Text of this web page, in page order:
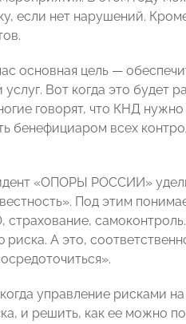
если нет нарушений.
основная цель —
Вот когда это будет
говорят, что КНД
бенефициаром всех
«ОПОРЫ РОССИИ»
Под этим
А это,
управление рисками
и решить, как ее можно